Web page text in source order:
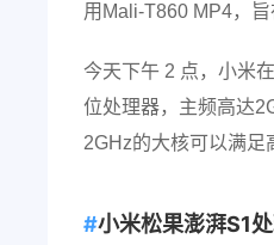
用Mali-T860 MP4，
今天下午 2 点，小米
位处理器，主频高达
2GHz的大核可以满足
小米松果澎湃S1